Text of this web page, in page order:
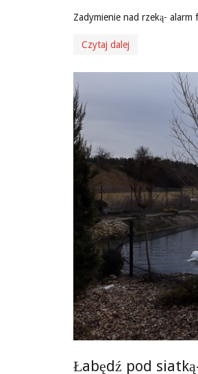
Zadymienie nad rzeką- alarm
Czytaj dalej
Łabędź pod